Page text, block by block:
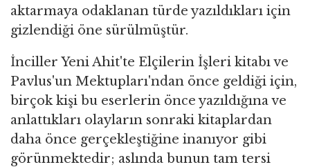
aktarmaya odaklanan türde yazıldıkları için
gizlendiği öne sürülmüştür.
İnciller Yeni Ahit'te Elçilerin İşleri kitabı ve
Pavlus'un Mektupları'ndan önce geldiği için,
birçok kişi bu eserlerin önce yazıldığına ve
anlattıkları olayların sonraki kitaplardan
daha önce gerçekleştiğine inanıyor gibi
görünmektedir; aslında bunun tam tersi